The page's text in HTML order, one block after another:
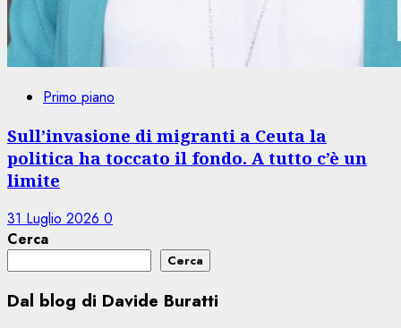
Primo piano
Sull’invasione di migranti a Ceuta la
politica ha toccato il fondo. A tutto c’è un
limite
31 Luglio 2026 0
Cerca
Cerca
Dal blog di Davide Buratti